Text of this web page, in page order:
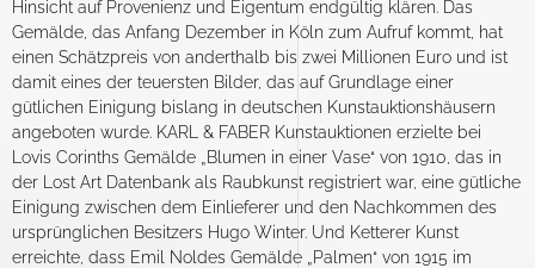
Hinsicht auf Provenienz und Eigentum endgültig klären. Das
Gemälde, das Anfang Dezember in Köln zum Aufruf kommt, hat
einen Schätzpreis von anderthalb bis zwei Millionen Euro und ist
damit eines der teuersten Bilder, das auf Grundlage einer
gütlichen Einigung bislang in deutschen Kunstauktionshäusern
angeboten wurde. KARL & FABER Kunstauktionen erzielte bei
Lovis Corinths Gemälde „Blumen in einer Vase“ von 1910, das in
der Lost Art Datenbank als Raubkunst registriert war, eine gütliche
Einigung zwischen dem Einlieferer und den Nachkommen des
ursprünglichen Besitzers Hugo Winter. Und Ketterer Kunst
erreichte, dass Emil Noldes Gemälde „Palmen“ von 1915 im